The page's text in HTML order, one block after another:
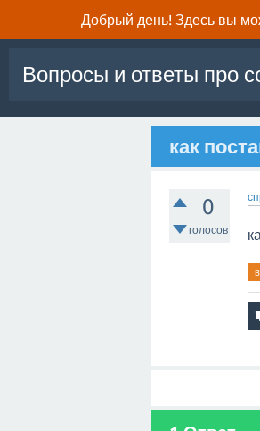
Добрый день! Здесь вы
Вопросы и ответы про
как
0
голосов